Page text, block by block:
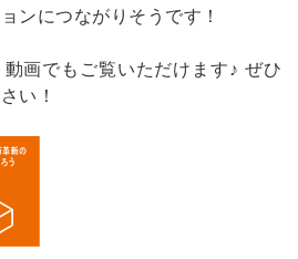
ンにつながりそうです！
画でもご覧いただけます♪ ぜひ
い！